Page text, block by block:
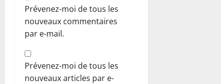
Prévenez-moi de tous les
nouveaux commentaires
par e-mail.
Prévenez-moi de tous les
nouveaux articles par e-